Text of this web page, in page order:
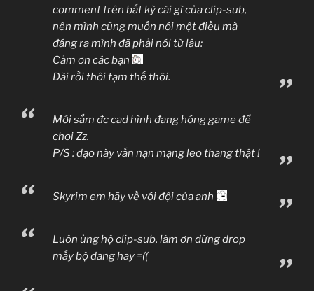
comment trên bất kỳ cái gì của clip-sub,
nên mình cũng muốn nói một điều mà
đáng ra mình đã phải nói từ lâu:
Cảm ơn các bạn
Dài rồi thôi tạm thế thôi.
Mới sắm đc cad hình đang hóng game để
chơi Zz.
P/S : dạo này vấn nạn mạng leo thang thật !
Skyrim em hãy về với đội của anh
Luôn ủng hộ clip-sub, làm ơn đừng drop
mấy bộ đang hay =((